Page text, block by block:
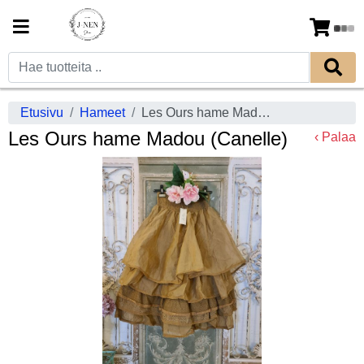
Etusivu Hameet Les Ours hame Madou (Canelle)
Les Ours hame Madou (Canelle) ‹ Palaa